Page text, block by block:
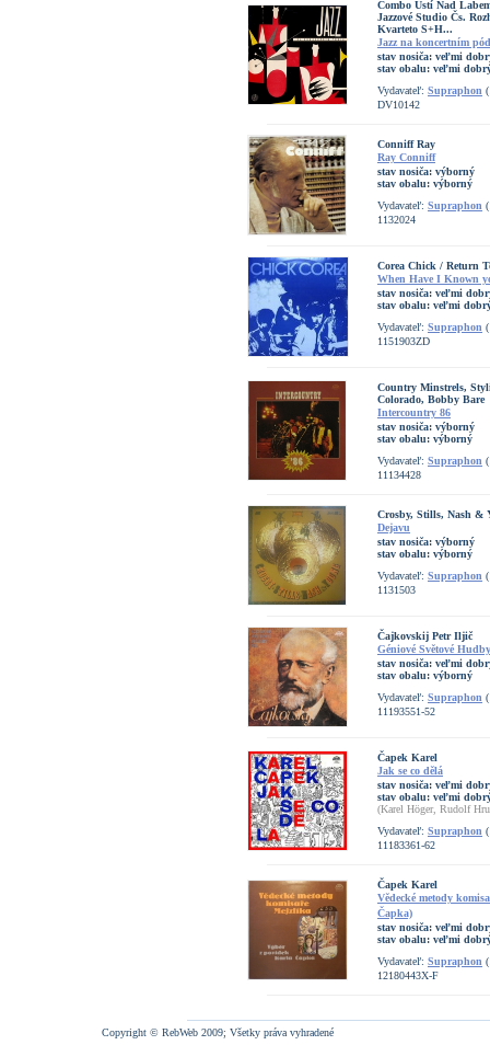
Combo Ústí Nad
Jazzové Studio Čs.
Kvarteto S+H...
Jazz na koncertním
stav nosiča: veľmi
stav obalu: veľmi
Vydavateľ: Supraphon
DV10142
Conniff Ray
Ray Conniff
stav nosiča: výborný
stav obalu: výborný
Vydavateľ: Supraphon
1132024
Corea Chick / Return
When Have I Known
stav nosiča: veľmi
stav obalu: veľmi
Vydavateľ: Supraphon
1151903ZD
Country Minstrels,
Colorado, Bobby Bare
Intercountry 86
stav nosiča: výborný
stav obalu: výborný
Vydavateľ: Supraphon
11134428
Crosby, Stills, Nash &
Dejavu
stav nosiča: výborný
stav obalu: výborný
Vydavateľ: Supraphon
1131503
Čajkovskij Petr Iljič
Géniové Světové
stav nosiča: veľmi
stav obalu: výborný
Vydavateľ: Supraphon
11193551-52
Čapek Karel
Jak se co dělá
stav nosiča: veľmi
stav obalu: veľmi
(Karel Höger, Rudolf
Vydavateľ: Supraphon
11183361-62
Čapek Karel
Vědecké metody
Čapka)
stav nosiča: veľmi
stav obalu: veľmi
Vydavateľ: Supraphon
12180443X-F
Copyright © RebWeb 2009; Všetky práva vyhradené